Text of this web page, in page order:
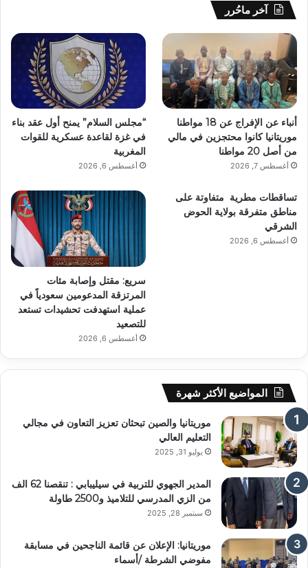
آخر ماحُرر
أنباء عن الإفراج عن 18 مواطنا
موريتانيا كانوا محتجزين في مالي
من أصل 20 مواطنا
أغسطس 7, 2026
“مجلس السلام” يمنح أول عقد بناء
في غزة لقاعدة عسكرية للقوات
المغربية
أغسطس 6, 2026
تساقطات مطرية متفاوتة على
مناطق متفرقة بولاية الحوض
الشرقي
أغسطس 6, 2026
سريع: مقتل وإصابة مئات
المرتزقة المدعومين سعودياً في
عملية استهدفت تحشيدات تستعد
للتصعيد
أغسطس 6, 2026
المواضيع الأكثر شهرة
موريتانيا والصين تبحثان تعزيز التعاون في مجالي
التعليم العالي
يوليو 31, 2025
المدير الجهوي للتربية في سيليبابي : تنقصنا 62 الف
من الزي المدرسي للتلاميذ و2500 طاولة
سبتمبر 28, 2025
موريتانيا: الإعلان عن قائمة الناجحين في مسابقة
مفوضي الشرطة /أسماء